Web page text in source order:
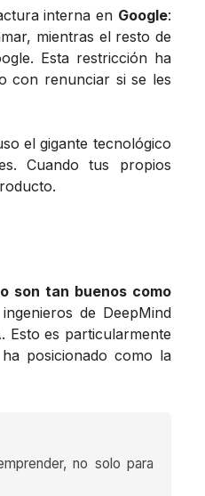
interna en Google:
mientras el resto de
Esta restricción ha
con renunciar si se les
el gigante tecnológico
Cuando tus propios
son tan buenos como
de DeepMind
Esto es particularmente
posicionado como la
no solo para